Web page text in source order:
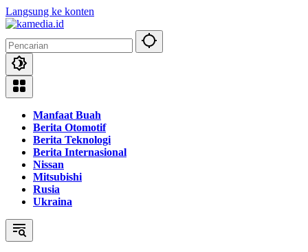
Langsung ke konten
Manfaat Buah
Berita Otomotif
Berita Teknologi
Berita Internasional
Nissan
Mitsubishi
Rusia
Ukraina